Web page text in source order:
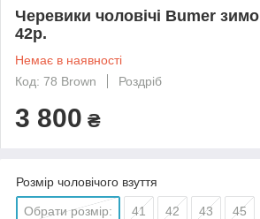
Черевики чоловічі Bumer
42р.
Немає в наявності
Код: 78 Brown
Роздріб
3 800 ₴
Розмір чоловічого взуття
Обрати розмір: 41 42 43 45